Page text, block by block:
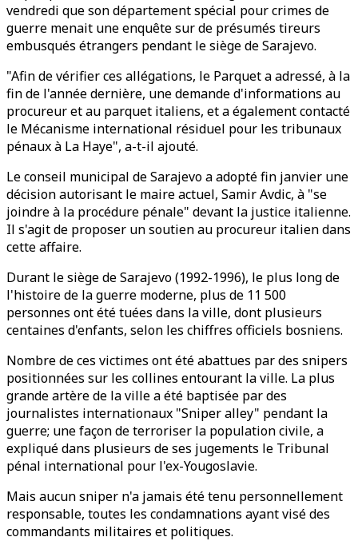
vendredi que son département spécial pour crimes de
guerre menait une enquête sur de présumés tireurs
embusqués étrangers pendant le siège de Sarajevo.
"Afin de vérifier ces allégations, le Parquet a adressé, à la
fin de l'année dernière, une demande d'informations au
procureur et au parquet italiens, et a également contacté
le Mécanisme international résiduel pour les tribunaux
pénaux à La Haye", a-t-il ajouté.
Le conseil municipal de Sarajevo a adopté fin janvier une
décision autorisant le maire actuel, Samir Avdic, à "se
joindre à la procédure pénale" devant la justice italienne.
Il s'agit de proposer un soutien au procureur italien dans
cette affaire.
Durant le siège de Sarajevo (1992-1996), le plus long de
l'histoire de la guerre moderne, plus de 11 500
personnes ont été tuées dans la ville, dont plusieurs
centaines d'enfants, selon les chiffres officiels bosniens.
Nombre de ces victimes ont été abattues par des snipers
positionnées sur les collines entourant la ville. La plus
grande artère de la ville a été baptisée par des
journalistes internationaux "Sniper alley" pendant la
guerre; une façon de terroriser la population civile, a
expliqué dans plusieurs de ses jugements le Tribunal
pénal international pour l'ex-Yougoslavie.
Mais aucun sniper n'a jamais été tenu personnellement
responsable, toutes les condamnations ayant visé des
commandants militaires et politiques.